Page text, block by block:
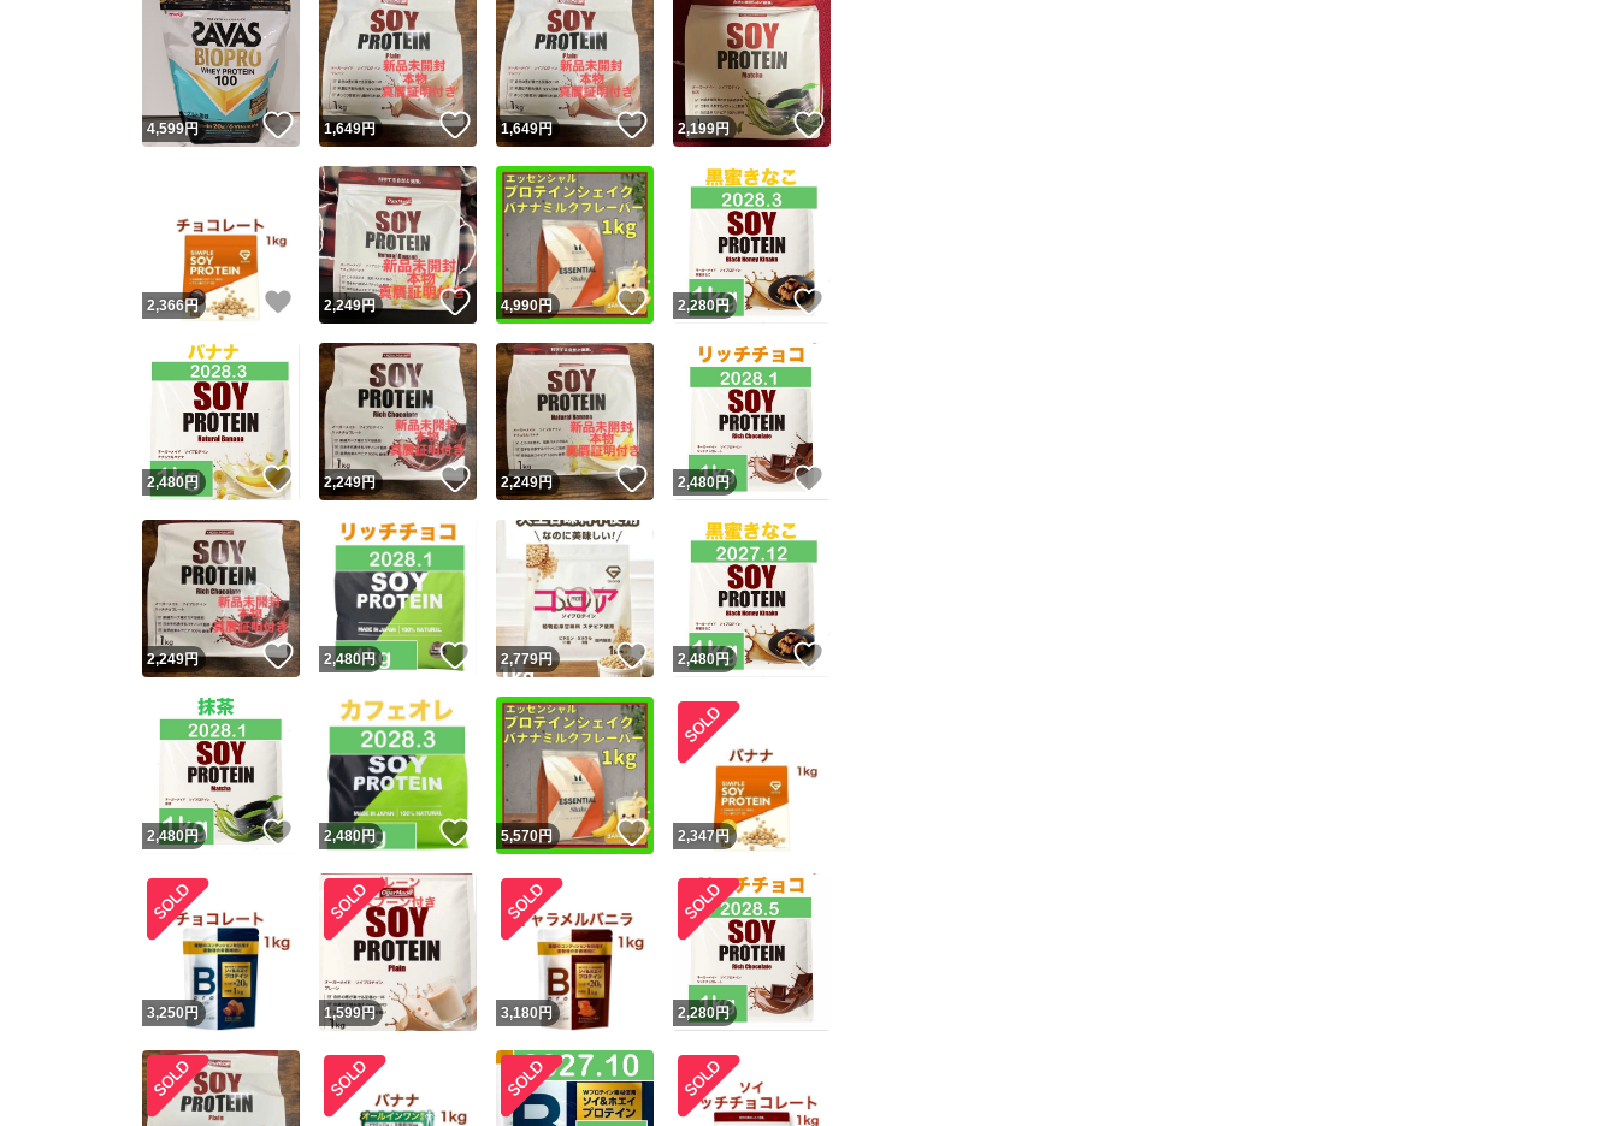
4,599円 いいね！
1,649円 いいね！
1,649円 いいね！
2,199円 いいね！
2,366円 いいね！
2,249円 いいね！
4,990円 いいね！
2,280円
2,480円 いいね！
2,249円 いいね！
2,249円 いいね！
2,480円
2,249円 いいね！
2,480円 いいね！
2,779円 いいね！
2,480円
2,480円 いいね！
2,480円 いいね！
5,570円 いいね！
2,347円
3,250 円 1,599円 3,180 円 2,280円